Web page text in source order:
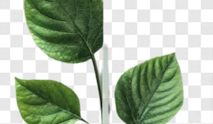
Copyright © 2010-2026 Freepik Company S.L.U.